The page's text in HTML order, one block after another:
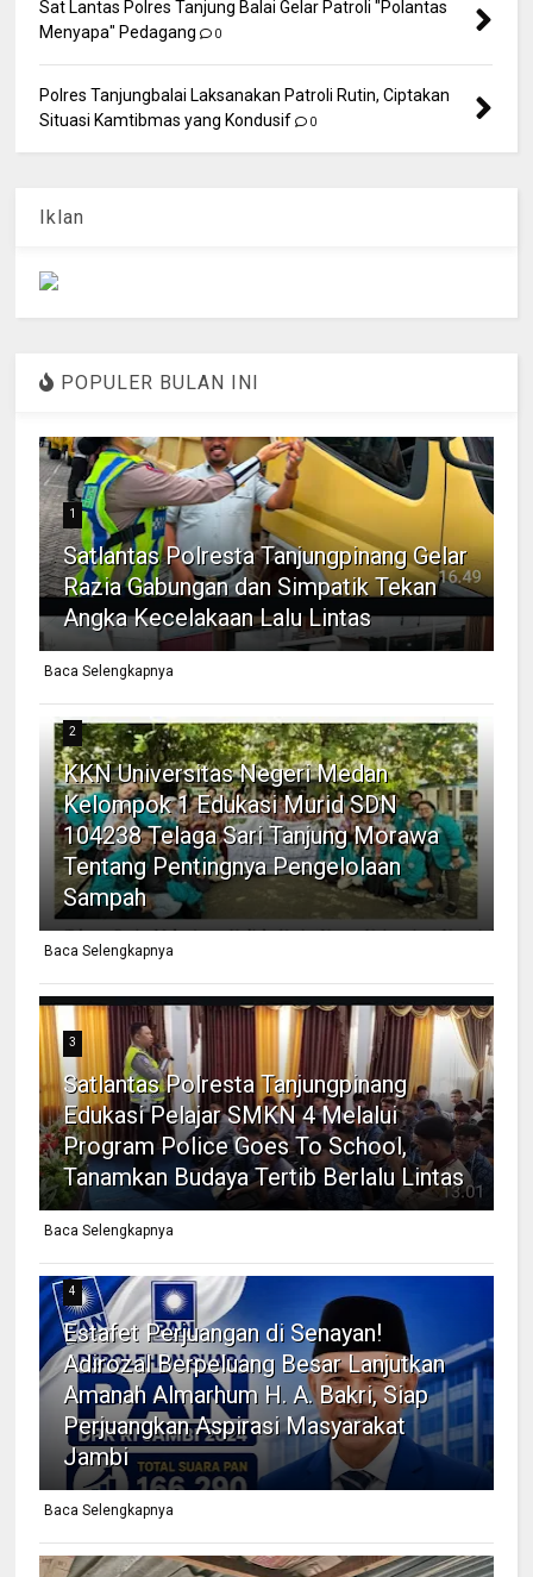
Sat Lantas Polres Tanjung Balai Gelar Patroli "Polantas
Menyapa" Pedagang
0
Polres Tanjungbalai Laksanakan Patroli Rutin, Ciptakan
Situasi Kamtibmas yang Kondusif
0
Iklan
POPULER BULAN INI
1
Satlantas Polresta Tanjungpinang Gelar
Razia Gabungan dan Simpatik Tekan
Angka Kecelakaan Lalu Lintas
Baca Selengkapnya
2
KKN Universitas Negeri Medan
Kelompok 1 Edukasi Murid SDN
104238 Telaga Sari Tanjung Morawa
Tentang Pentingnya Pengelolaan
Sampah
Baca Selengkapnya
3
Satlantas Polresta Tanjungpinang
Edukasi Pelajar SMKN 4 Melalui
Program Police Goes To School,
Tanamkan Budaya Tertib Berlalu Lintas
Baca Selengkapnya
4
Estafet Perjuangan di Senayan!
Adirozal Berpeluang Besar Lanjutkan
Amanah Almarhum H. A. Bakri, Siap
Perjuangkan Aspirasi Masyarakat
Jambi
Baca Selengkapnya